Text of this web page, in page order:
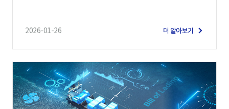
2026-01-26 더 알아보기